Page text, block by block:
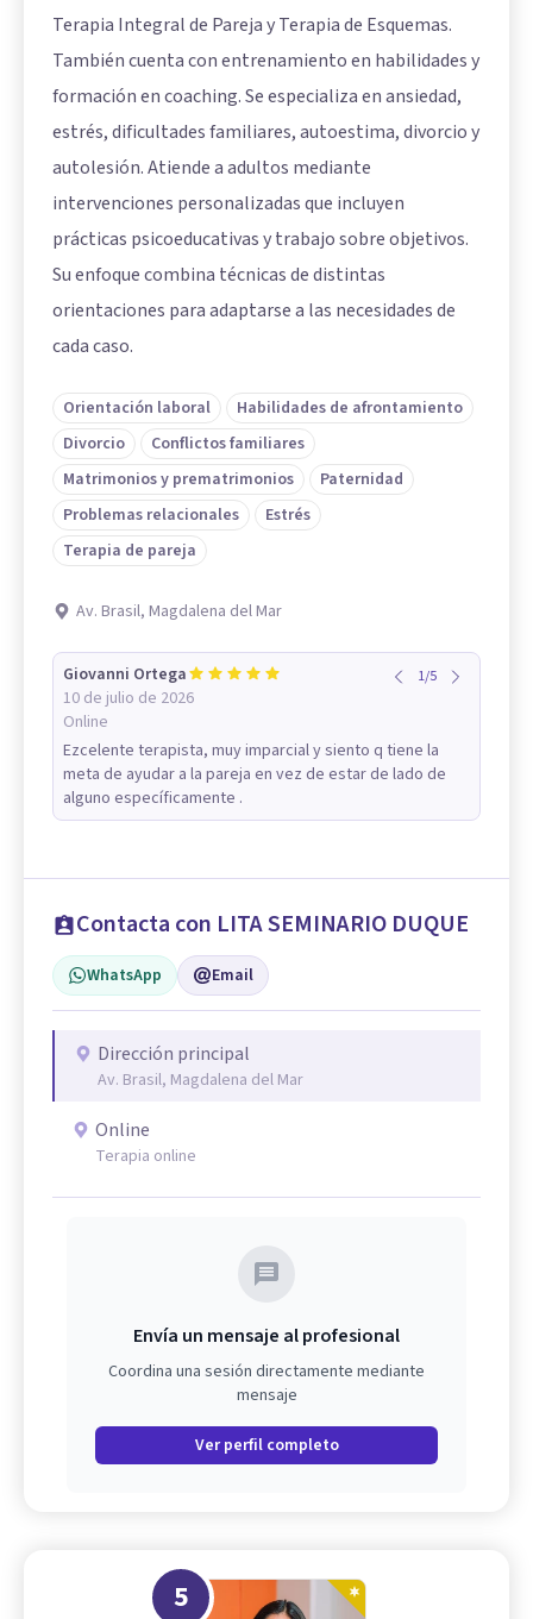
Terapia Integral de Pareja y Terapia de Esquemas.
También cuenta con entrenamiento en habilidades y
formación en coaching. Se especializa en ansiedad,
estrés, dificultades familiares, autoestima, divorcio y
autolesión. Atiende a adultos mediante
intervenciones personalizadas que incluyen
prácticas psicoeducativas y trabajo sobre objetivos.
Su enfoque combina técnicas de distintas
orientaciones para adaptarse a las necesidades de
cada caso.
Orientación laboral
Habilidades de afrontamiento
Divorcio
Conflictos familiares
Matrimonios y prematrimonios
Paternidad
Problemas relacionales
Estrés
Terapia de pareja
Av. Brasil, Magdalena del Mar
Giovanni Ortega
10 de julio de 2026
Online
1/5
Ezcelente terapista, muy imparcial y siento q tiene la
meta de ayudar a la pareja en vez de estar de lado de
alguno específicamente .
Contacta con LITA SEMINARIO DUQUE
WhatsApp Email
Dirección principal
Av. Brasil, Magdalena del Mar
Online
Terapia online
Envía un mensaje al profesional
Coordina una sesión directamente mediante
mensaje
Ver perfil completo
5